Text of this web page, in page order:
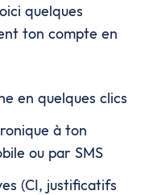
quelques
ton compte en
en quelques clics
à ton
ou par SMS
(CI, justificatifs